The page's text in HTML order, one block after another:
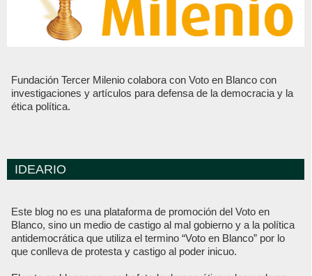
Fundación Tercer Milenio colabora con Voto en Blanco con
investigaciones y artículos para defensa de la democracia y la
ética política.
IDEARIO
Este blog no es una plataforma de promoción del Voto en
Blanco, sino un medio de castigo al mal gobierno y a la política
antidemocrática que utiliza el termino “Voto en Blanco” por lo
que conlleva de protesta y castigo al poder inicuo.